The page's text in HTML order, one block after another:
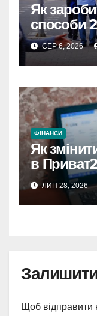
Як
способи
СЕР 6, 2026
ФІНАНСИ
Як
в
ЛИП 28, 2026
Щоб відправити